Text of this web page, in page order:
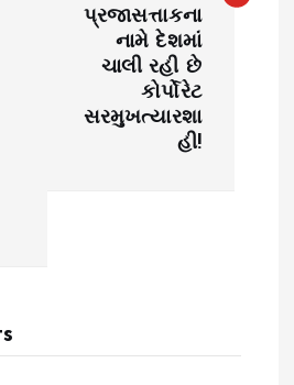
પ્રજાસત્તાકના
નામે દેશમાં
ચાલી રહી છે
કોર્પોરેટ
સરમુખત્યારશા
હી!